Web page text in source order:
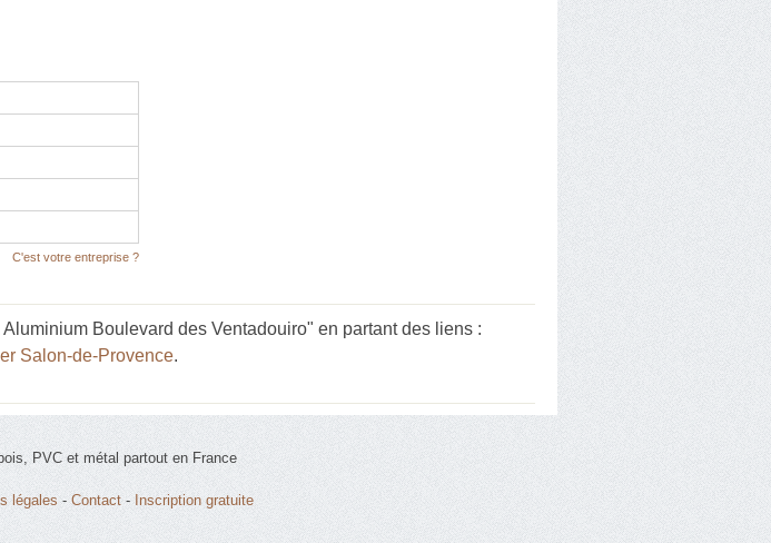
C'est votre entreprise ?
Boulevard des Ventadouiro" en partant des liens :
Salon-de-Provence.
PVC et métal partout en France
légales - Contact- Inscription gratuite